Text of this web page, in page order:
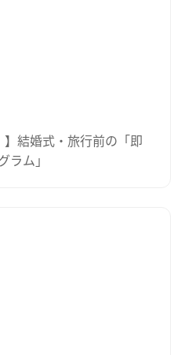
】結婚式・旅行前の「即
ラム」